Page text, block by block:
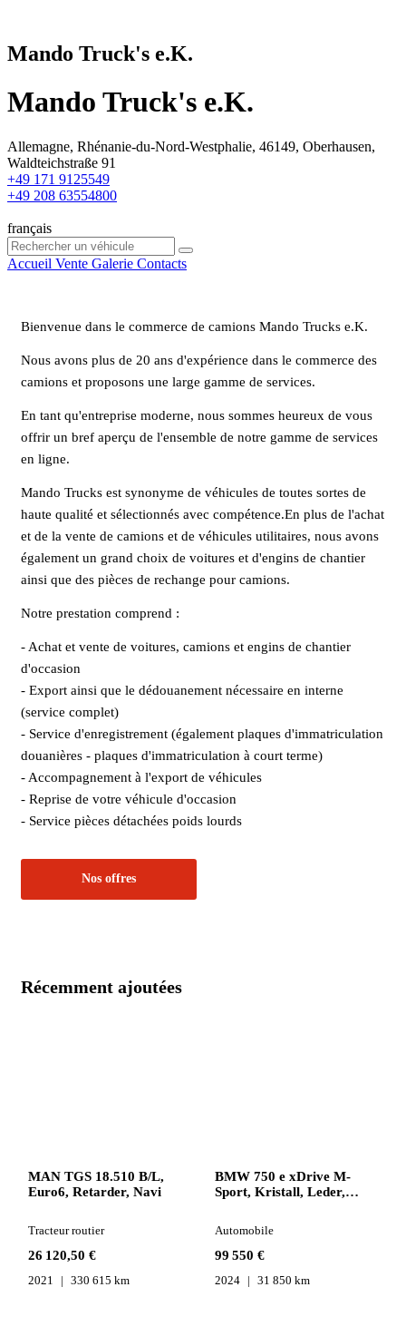
Mando Truck's e.K.
Mando Truck's e.K.
Allemagne, Rhénanie-du-Nord-Westphalie, 46149, Oberhausen,
Waldteichstraße 91
+49 171 9125549
+49 208 63554800
français
Accueil Vente Galerie Contacts
Bienvenue dans le commerce de camions Mando Trucks e.K.
Nous avons plus de 20 ans d'expérience dans le commerce des
camions et proposons une large gamme de services.
En tant qu'entreprise moderne, nous sommes heureux de vous
offrir un bref aperçu de l'ensemble de notre gamme de services
en ligne.
Mando Trucks est synonyme de véhicules de toutes sortes de
haute qualité et sélectionnés avec compétence.En plus de l'achat
et de la vente de camions et de véhicules utilitaires, nous avons
également un grand choix de voitures et d'engins de chantier
ainsi que des pièces de rechange pour camions.
Notre prestation comprend :
- Achat et vente de voitures, camions et engins de chantier
d'occasion
- Export ainsi que le dédouanement nécessaire en interne
(service complet)
- Service d'enregistrement (également plaques d'immatriculation
douanières - plaques d'immatriculation à court terme)
- Accompagnement à l'export de véhicules
- Reprise de votre véhicule d'occasion
- Service pièces détachées poids lourds
Nos offres
Récemment ajoutées
MAN TGS 18.510 B/L,
Euro6, Retarder, Navi
26 120,50 €
Tracteur routier
2021 330 615 km
BMW 750 e xDrive M-
Sport, Kristall, Leder,
99 550 €
Automobile
2024 31 850 km